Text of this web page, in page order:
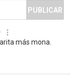
PUBLICAR
más mona.